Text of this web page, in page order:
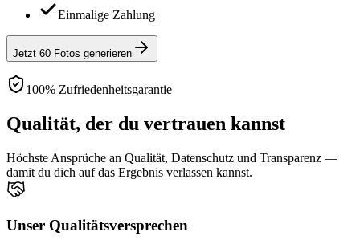
Einmalige Zahlung
Jetzt 60 Fotos generieren
100% Zufriedenheitsgarantie
Qualität, der du vertrauen kannst
Höchste Ansprüche an Qualität, Datenschutz und Transparenz —
damit du dich auf das Ergebnis verlassen kannst.
Unser Qualitätsversprechen